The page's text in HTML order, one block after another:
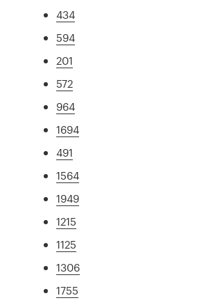
434
594
201
572
964
1694
491
1564
1949
1215
1125
1306
1755